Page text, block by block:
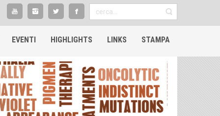
EVENTI HIGHLIGHTS​ LINKS STAMPA